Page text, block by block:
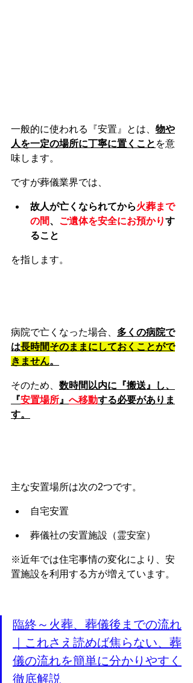
一般的に使われる『安置』とは、 物や
人を一定の場所に丁寧に置くこと を意
味します。
ですが葬儀業界では、
故人が亡くなられてから火葬まで
の間、 ご遺体を安全にお預かりす
ること
を指します。
病院で亡くなった場合、 多くの病院で
は長時間そのままにしておくことがで
きません。
そのため、 数時間以内に『搬送』し、
『安置場所 』 へ移動する必要がありま
す。
主な安置場所は次の2つです。
自宅安置
葬儀社の安置施設（霊安室）
※近年では住宅事情の変化により、安
置施設を利用する方が増えています。
臨終～火葬、葬儀後までの流れ
｜これさえ読めば焦らない、葬
儀の流れを簡単に分かりやすく
徹底解説